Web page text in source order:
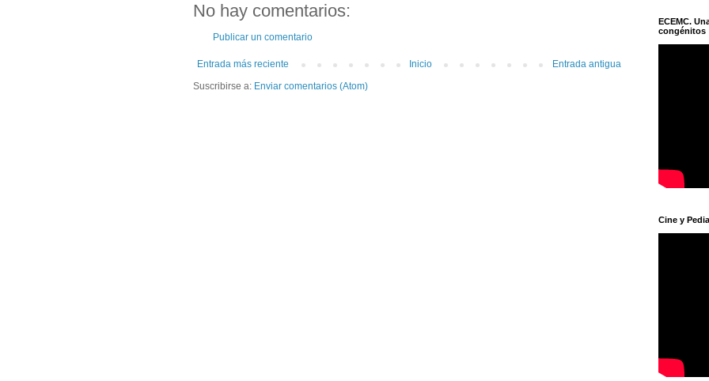
No hay comentarios:
Publicar un comentario
Entrada más reciente Entrada antigua
Inicio
Suscribirse a: Enviar comentarios (Atom)
ECEMC.
congénitos
Cine y